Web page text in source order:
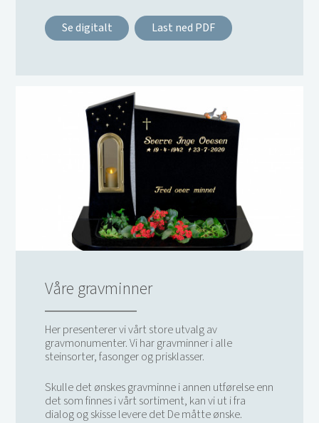
Se digitalt Last ned PDF
Våre gravminner
Her presenterer vi vårt store utvalg av
gravmonumenter. Vi har gravminner i alle
steinsorter, fasonger og prisklasser.
Skulle det ønskes gravminne i annen utførelse enn
det som finnes i vårt sortiment, kan vi ut i fra
dialog og skisse levere det De måtte ønske.